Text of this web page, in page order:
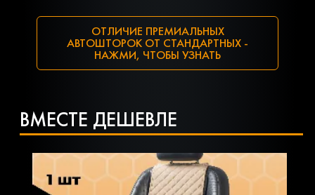
ОТЛИЧИЕ ПРЕМИАЛЬНЫХ
АВТОШТОРОК ОТ СТАНДАРТНЫХ -
НАЖМИ, ЧТОБЫ УЗНАТЬ
ВМЕСТЕ ДЕШЕВЛЕ